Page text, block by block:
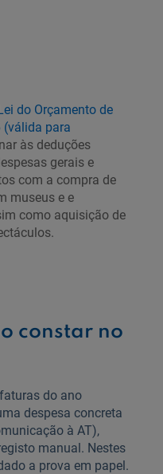
do Orçamento de
(válida para
às deduções
gerais e
com a compra de
museus e e
como aquisição de
constar no
do ano
despesa concreta
à AT),
manual. Nestes
a prova em papel.